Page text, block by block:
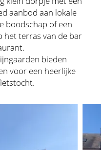
aanbod aan lokale
boodschap of een
het terras van de bar
bieden
voor een heerlijke